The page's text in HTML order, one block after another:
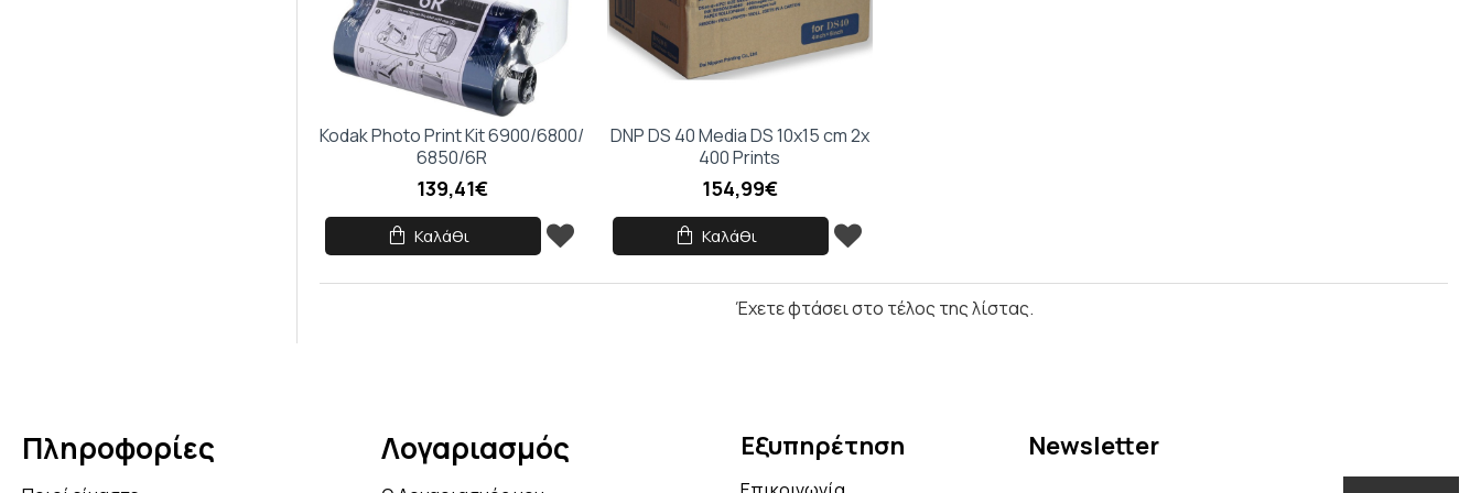
Να μην εμφανιστεί ξανά
Kodak Photo Print Kit 6900/6800/
6850/6R
139,41€
Καλάθι
DNP DS 40 Media DS 10x15 cm 2x
400 Prints
154,99€
Καλάθι
Έχετε φτάσει στο τέλος της λίστας.
Πληροφορίες Λογαριασμός Εξυπηρέτηση Newsletter